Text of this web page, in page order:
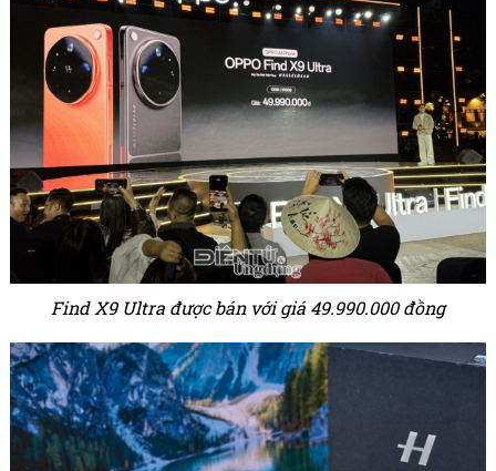
Find X9 Ultra được bán với giá 49.990.000 đồng